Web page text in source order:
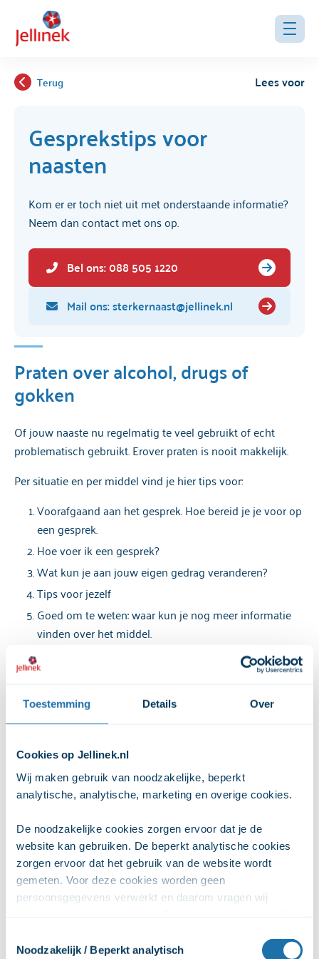
Toestemming Details Over
Cookies op Jellinek.nl
Wij maken gebruik van noodzakelijke, beperkt
analytische, analytische, marketing en overige cookies.
De noodzakelijke cookies zorgen ervoor dat je de
website kan gebruiken. De beperkt analytische cookies
zorgen ervoor dat het gebruik van de website wordt
gemeten. Voor deze cookies worden geen
persoonsgegevens verwerkt en daarom vragen wij
wordt gemeten. De marketingcookies worden gebruikt
Noodzakelijk / Beperkt analytisch
Gesprekstips voor
naasten
Kom er er toch niet uit met onderstaande informatie?
Neem dan contact met ons op.
Bel ons: 088 505 1220
Mail ons: sterkernaast@jellinek.nl
Terug Lees voor
Praten over alcohol, drugs of
gokken
Of jouw naaste nu regelmatig te veel gebruikt of echt
problematisch gebruikt. Erover praten is nooit makkelijk.
Per situatie en per middel vind je hier tips voor:
Voorafgaand aan het gesprek. Hoe bereid je je voor op
een gesprek.
Hoe voer ik een gesprek?
Wat kun je aan jouw eigen gedrag veranderen?
Tips voor jezelf
Goed om te weten: waar kun je nog meer informatie
vinden over het middel.
Noodsituatie: wat te doen als er een noodsituatie is
ontstaan?
Klik op een middel om de gesprekstips te zien.
Gesprekstips Tabak
Gesprekstips Cannabis